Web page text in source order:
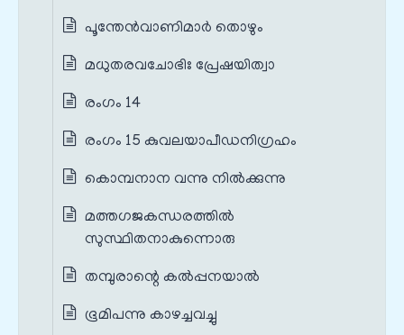
പൂന്തേൻവാണിമാർ തൊഴും
മധുതരവചോഭിഃ പ്രേഷയിത്വാ
രംഗം 14
രംഗം 15 കുവലയാപീഡനിഗ്രഹം
കൊമ്പനാന വന്നു നിൽക്കുന്നു
മത്തഗജകന്ധരത്തിൽ
സുസ്ഥിതനാകുന്നൊരു
തമ്പുരാന്റെ കൽപ്പനയാൽ
ഭൂമിപന്നു കാഴച്ചവച്ചു